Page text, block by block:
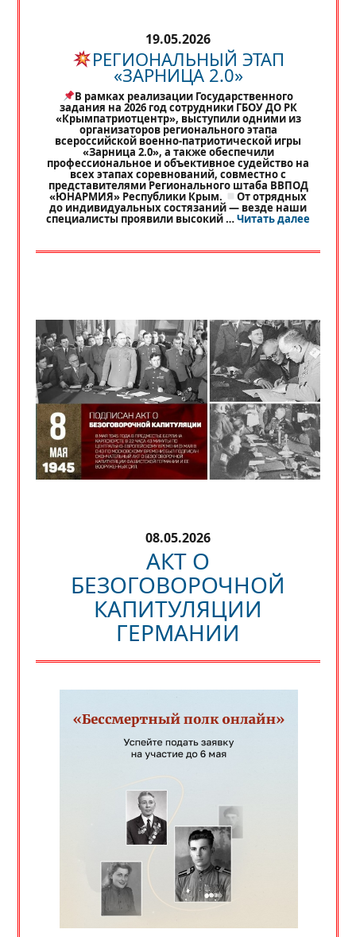
19.05.2026
РЕГИОНАЛЬНЫЙ ЭТАП
«ЗАРНИЦА 2.0»
В рамках реализации Государственного
задания на 2026 год сотрудники ГБОУ ДО РК
«Крымпатриотцентр», выступили одними из
организаторов регионального этапа
всероссийской военно-патриотической игры
«Зарница 2.0», а также обеспечили
профессиональное и объективное судейство на
всех этапах соревнований, совместно с
представителями Регионального штаба ВВПОД
«ЮНАРМИЯ» Республики Крым. От отрядных
до индивидуальных состязаний — везде наши
специалисты проявили высокий …Читать далее«
08.05.2026
АКТ О
БЕЗОГОВОРОЧНОЙ
КАПИТУЛЯЦИИ
ГЕРМАНИИ